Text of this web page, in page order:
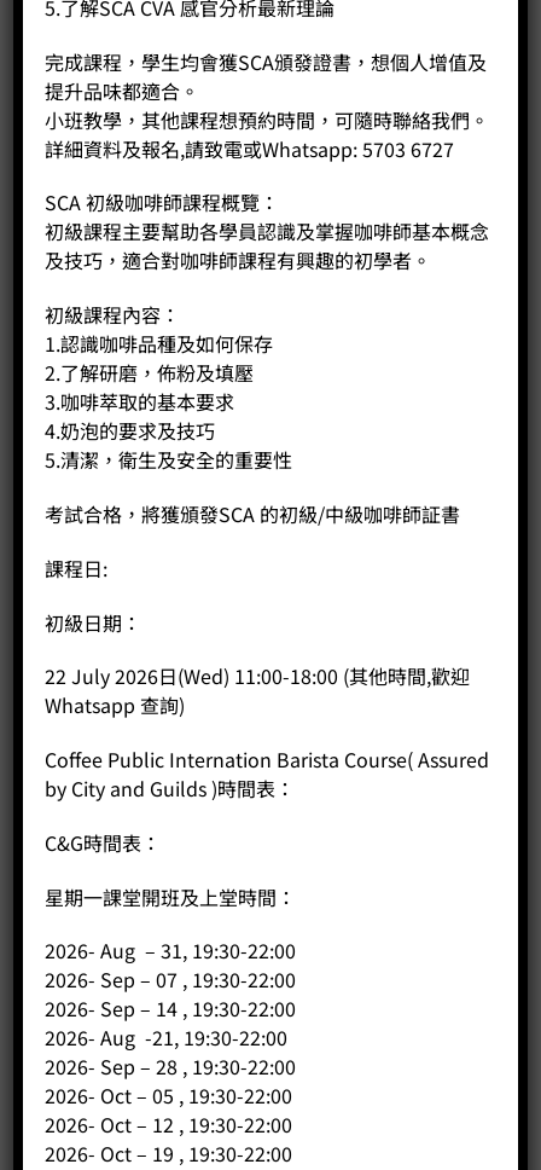
500cc 斜口拉花缸 (暗灰綠)
Price: HK$380.00
BUY NOW
500cc長尖嘴烤漆拉花缸 – 藍綠
Price: HK$300.00
-
BUY NOW
5.了解SCA CVA 感官分析最新理論
完成課程，學生均會獲SCA頒發證書，想個人增值及
提升品味都適合。
小班教學，其他課程想預約時間，可隨時聯絡我們。
詳細資料及報名,請致電或Whatsapp: 5703 6727
SCA 初級咖啡師課程概覽：
初級課程主要幫助各學員認識及掌握咖啡師基本概念
及技巧，適合對咖啡師課程有興趣的初學者。
初級課程內容：
1.認識咖啡品種及如何保存
2.了解研磨，佈粉及填壓
3.咖啡萃取的基本要求
4.奶泡的要求及技巧
5.清潔，衛生及安全的重要性
考試合格，將獲頒發SCA 的初級/中級咖啡師証書
課程日:
初級日期：
22 July 2026日(Wed) 11:00-18:00 (其他時間,歡迎
Whatsapp 查詢)
Coffee Public Internation Barista Course( Assured
by City and Guilds )時間表：
C&G時間表：
星期一課堂開班及上堂時間：
2026- Aug – 31, 19:30-22:00
2026- Sep – 07 , 19:30-22:00
2026- Sep – 14 , 19:30-22:00
2026- Aug -21, 19:30-22:00
2026- Sep – 28 , 19:30-22:00
2026- Oct – 05 , 19:30-22:00
2026- Oct – 12 , 19:30-22:00
2026- Oct – 19 , 19:30-22:00